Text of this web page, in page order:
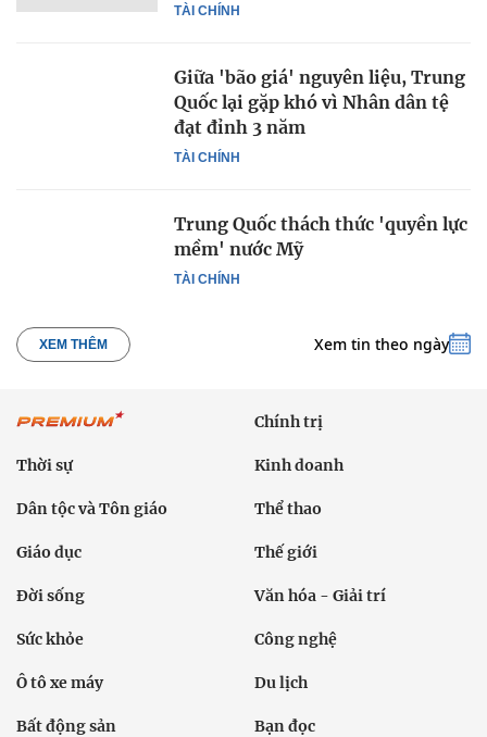
TÀI CHÍNH
TÀI CHÍNH
Giữa 'bão giá' nguyên liệu, Trung
Quốc lại gặp khó vì Nhân dân tệ
đạt đỉnh 3 năm
TÀI CHÍNH
Trung Quốc thách thức 'quyền lực
mềm' nước Mỹ
XEM THÊM Xem tin theo ngày
Chính trị
Thời sự Kinh doanh
Dân tộc và Tôn giáo Thể thao
Giáo dục Thế giới
Đời sống Văn hóa - Giải trí
Sức khỏe Công nghệ
Ô tô xe máy Du lịch
Bất động sản Bạn đọc